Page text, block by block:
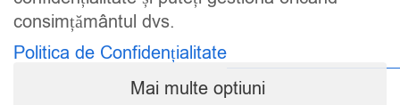
consimțământul dvs.
Politica de Confidențialitate
Mai multe optiuni